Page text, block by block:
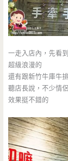
一走入店內，先看
超級浪漫的
還有跟新竹牛庫牛
聽店長說，不少情
效果挺不錯的